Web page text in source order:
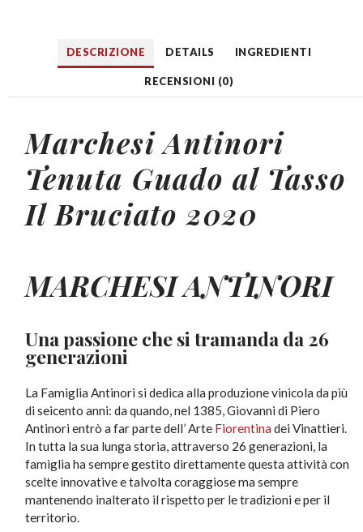
DESCRIZIONE DETAILS INGREDIENTI
RECENSIONI (0)
Marchesi Antinori
Tenuta Guado al Tasso
Il Bruciato 2020
MARCHESI ANTINORI
Una passione che si tramanda da 26
generazioni
La Famiglia Antinori si dedica alla produzione vinicola da più
di seicento anni: da quando, nel 1385, Giovanni di Piero
Antinori entrò a far parte dell’ Arte Fiorentinadei Vinattieri.
In tutta la sua lunga storia, attraverso 26 generazioni, la
famiglia ha sempre gestito direttamente questa attività con
scelte innovative e talvolta coraggiose ma sempre
mantenendo inalterato il rispetto per le tradizioni e per il
territorio.